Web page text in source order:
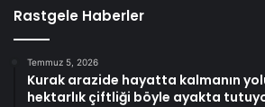
Rastgele Haberler
Temmuz 5, 2026
Kurak arazide hayatta kalmanın
hektarlık çiftliği böyle ayakta